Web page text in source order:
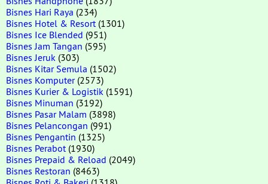
Bisnes Hari Raya (234)
Bisnes Hotel & Resort (1301)
Bisnes Ice Blended (951)
Bisnes Jam Tangan (595)
Bisnes Jeruk (303)
Bisnes Kitar Semula (1502)
Bisnes Komputer(2573)
Bisnes Kurier & Logistik (1591)
Bisnes Minuman (3192)
Bisnes Pasar Malam (3898)
Bisnes Pelancongan (991)
Bisnes Pengantin (1325)
Bisnes Perabot (1930)
Bisnes Prepaid & Reload (2049)
Bisnes Restoran (8463)